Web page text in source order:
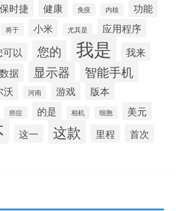
保时捷 健康 免疫 内核 功能
将于 小米 尤其是
应用程序
可以 您的 我是
我来
数据 显示器 智能手机
沃 河南 游戏
版本
癌症 的是 相机 细胞 美元
这一 这款 里程
首次